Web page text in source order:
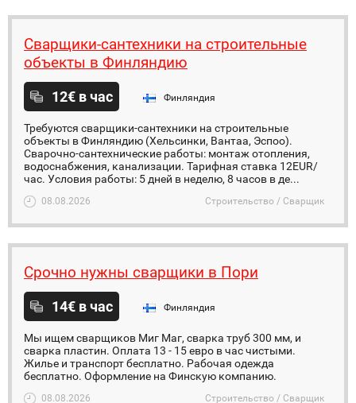
Сварщики-сантехники на строительные
объекты в Финляндию
12€ в час Финляндия
Требуются сварщики-сантехники на строительные
объекты в Финляндию (Хельсинки, Вантаа, Эспоо).
Сварочно-сантехнические работы: монтаж отопления,
водоснабжения, канализации. Тарифная ставка 12EUR/
час. Условия работы: 5 дней в неделю, 8 часов в де...
08.08.2026 Строительство / Сварщик
Срочно нужны сварщики в Пори
14€ в час Финляндия
Мы ищем сварщиков Миг Маг, сварка труб 300 мм, и
сварка пластин. Оплата 13 - 15 евро в час чистыми.
Жилье и транспорт бесплатно. Рабочая одежда
бесплатно. Оформление на Финскую компанию.
08.08.2026 Строительство / Сварщик